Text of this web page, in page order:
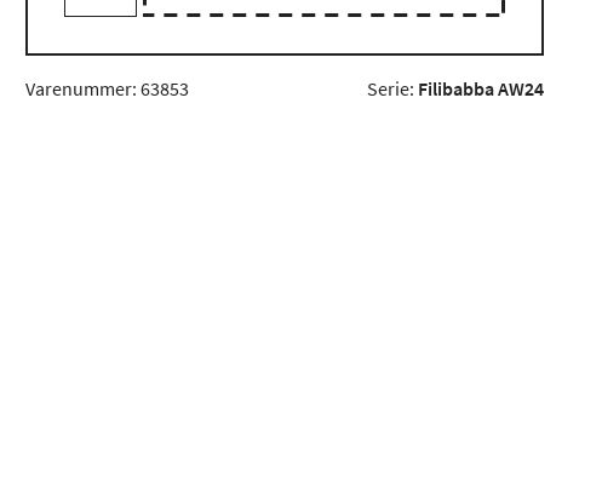
Varenummer: 63853 Serie: Filibabba AW24